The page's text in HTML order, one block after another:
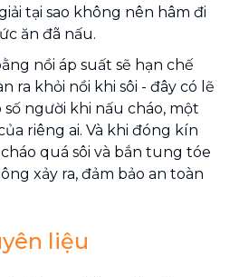
tại sao không nên hâm đi
ăn đã nấu.
nồi áp suất sẽ hạn chế
ra khỏi nồi khi sôi - đây có lẽ
số người khi nấu cháo, một
riêng ai. Và khi đóng kín
quá sôi và bắn tung tóe
xảy ra, đảm bảo an toàn
liệu